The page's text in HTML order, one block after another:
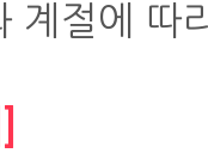
계절에 따